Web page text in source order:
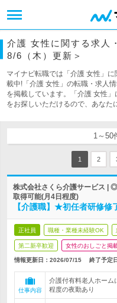
介護 女性に関する求人
8/6（木）更新＞
マイナビ転職では「介護 女性」
載中!「介護 女性」の転職・求人
を掲載しています。「介護 女性
をお探しいただけるので、あなた
1～50
1 2
株式会社さくら介護サービス |
取得可能(月4日程度)
【介護職】★初任者研修
正社員 職種・業種未経験OK
第二新卒歓迎 女性のおしごと掲
情報更新日：2026/07/15 終了予定
仕事内容
介護付有料老人ホー
程度の夜勤あり